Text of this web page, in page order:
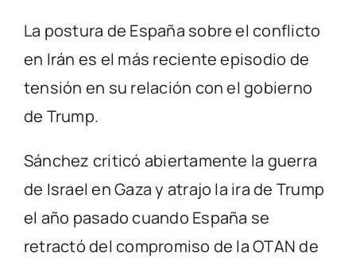
La postura de España sobre el conflicto
en Irán es el más reciente episodio de
tensión en su relación con el gobierno
de Trump.
Sánchez criticó abiertamente la guerra
de Israel en Gaza y atrajo la ira de Trump
el año pasado cuando España se
retractó del compromiso de la OTAN de